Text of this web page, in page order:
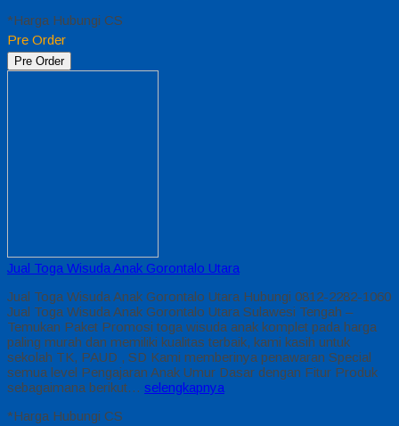
*Harga Hubungi CS
Pre Order
Pre Order
Jual Toga Wisuda Anak Gorontalo Utara
Jual Toga Wisuda Anak Gorontalo Utara Hubungi 0812-2282-1060
Jual Toga Wisuda Anak Gorontalo Utara Sulawesi Tengah –
Temukan Paket Promosi toga wisuda anak komplet pada harga
paling murah dan memiliki kualitas terbaik, kami kasih untuk
sekolah TK, PAUD , SD Kami memberinya penawaran Special
semua level Pengajaran Anak Umur Dasar dengan Fitur Produk
sebagaimana berikut… selengkapnya
*Harga Hubungi CS